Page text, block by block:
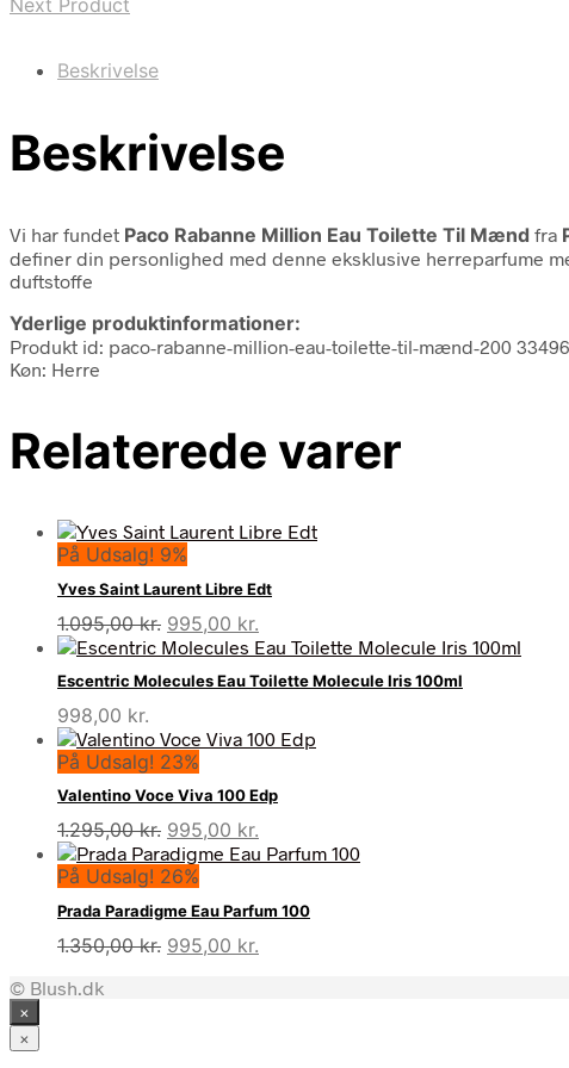
Beskrivelse
Beskrivelse
Vi har fundet Paco Rabanne Million Eau Toilette Til Mænd fra
definer din personlighed med denne eksklusive herreparfume
duftstoffe
Yderlige produktinformationer:
Produkt id: paco-rabanne-million-eau-toilette-til-mænd-200
Køn: Herre
Relaterede varer
På Udsalg! 9%
Yves Saint Laurent Libre Edt
1.095,00kr. Den
oprindelige
pris
var:
995,00 kr.
aktuelle
pris
er:
Escentric Molecules Eau Toilette Molecule Iris 100ml
998,00 kr.
På Udsalg! 23%
Valentino Voce Viva 100 Edp
1.295,00kr. Den
oprindelige
pris
var:
1.295,00 kr..
995,00 kr.
aktuelle
995,00 kr..
På Udsalg! 26%
Prada Paradigme Eau Parfum 100
1.350,00kr. Den
995,00 kr.
© Blush.dk
×
×